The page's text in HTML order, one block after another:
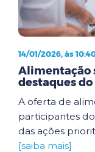
14/01/2026, às
Alimentação
destaques
A oferta de
participantes
das ações
[saiba mais]